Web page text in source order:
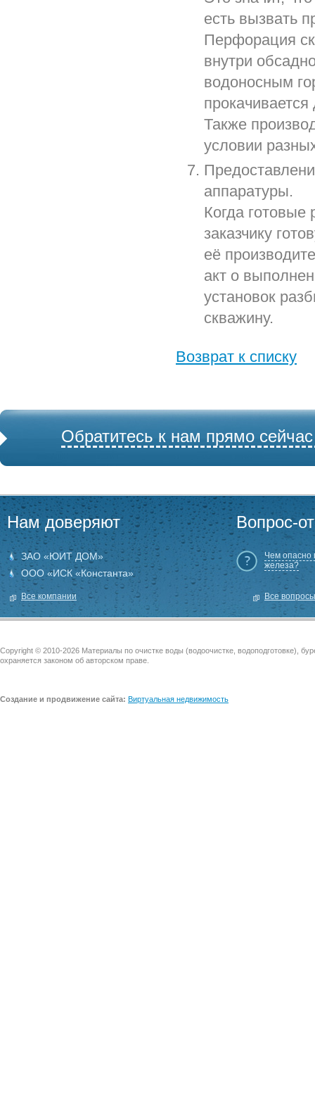
есть вызвать
Перфорация
внутри
водоносным
Также
условии
аппаратуры.
Когда
заказчику
её
акт о
установок
скважину.
Возврат к списку
Обратитесь к нам прямо
Нам доверяют
ЗАО «ЮИТ ДОМ»
ООО «ИСК «Константа»
Все компании
Вопрос-
Чем опасно
железа?
Все вопросы
Copyright © 2010-2026 Материалы по очистке воды (водоочистке, водоподготовке),
охраняется законом об авторском праве.
Создание и продвижение сайта: Виртуальная недвижимость